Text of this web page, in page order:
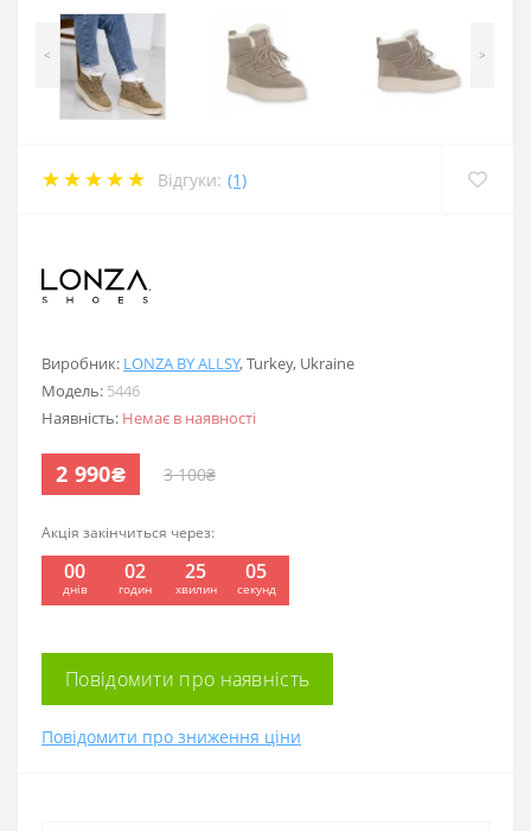
< >
Відгуки: (1)
Виробник: LONZA BY ALLSY,Turkey, Ukraine
Модель: 5446
Наявність: Немає в наявності
2 990₴ 3 100₴
Акція закінчиться через:
00
днів
02
годин
25
хвилин
05
секунд
Повідомити про наявність
Повідомити про зниження ціни
.